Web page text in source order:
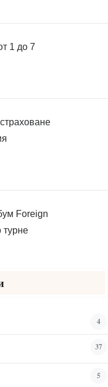
1 до 7
Foreign
турне
4
37
5